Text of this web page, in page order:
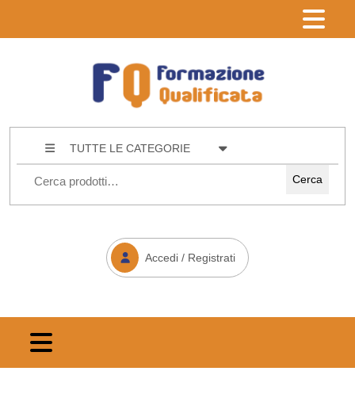
TUTTE LE CATEGORIE
Cerca
Accedi / Registrati